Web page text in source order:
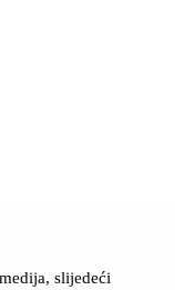
slijedeći